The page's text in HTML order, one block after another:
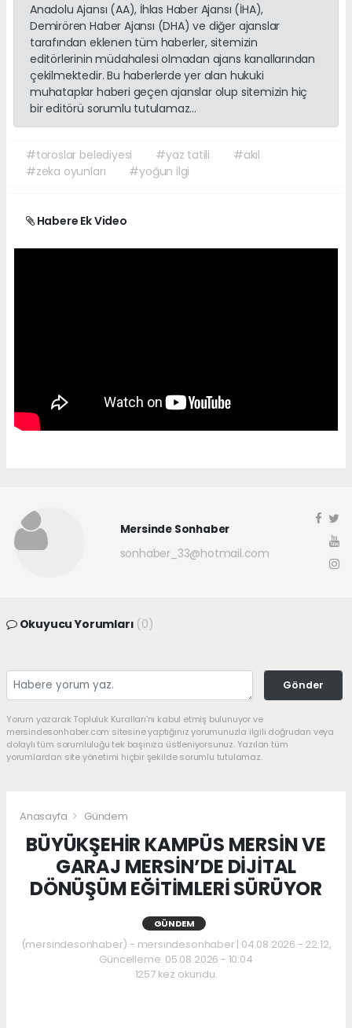
Anadolu Ajansı (AA), İhlas Haber Ajansı (İHA),
Demirören Haber Ajansı (DHA) ve diğer ajanslar
tarafından eklenen tüm haberler, sitemizin
editörlerinin müdahalesi olmadan ajans kanallarından
çekilmektedir. Bu haberlerde yer alan hukuki
muhataplar haberi geçen ajanslar olup sitemizin hiç
bir editörü sorumlu tutulamaz...
#toroslar belediyesi #yaz tatili
#akıl
#zeka oyunları
#yoğun ilgi
Habere Ek Video
Mersinde Sonhaber
sonhaber_33@hotmail.com
Okuyucu Yorumları (0)
Gönder
Yorum yazarak Topluluk Kuralları’nı kabul etmiş bulunuyor ve
mersindesonhaber.com sitesine yaptığınız yorumunuzla ilgili doğrudan veya
dolaylı tüm sorumluluğu tek başınıza üstleniyorsunuz. Yazılan tüm
yorumlardan site yönetimi hiçbir şekilde sorumlu tutulamaz.
Anasayfa Gündem
BÜYÜKŞEHİR KAMPÜS MERSİN VE
GARAJ MERSİN’DE DİJİTAL
DÖNÜŞÜM EĞİTİMLERİ SÜRÜYOR
GÜNDEM
(mersindesonhaber) - mersindesonhaber | 04.08.2026 - 22:12,
Güncelleme: 05.08.2026 - 10:04
1257 kez okundu.